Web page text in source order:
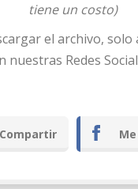
tiene un costo)
el archivo, solo
nuestras Redes
Compartir